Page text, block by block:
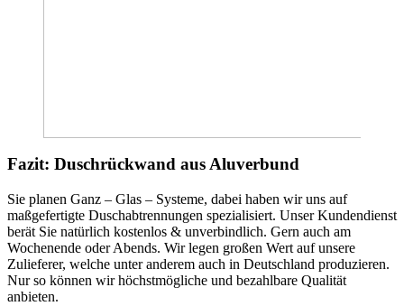
Fazit: Duschrückwand aus Aluverbund
Sie planen Ganz – Glas – Systeme, dabei haben wir uns auf
maßgefertigte Duschabtrennungen spezialisiert. Unser Kundendienst
berät Sie natürlich kostenlos & unverbindlich. Gern auch am
Wochenende oder Abends. Wir legen großen Wert auf unsere
Zulieferer, welche unter anderem auch in Deutschland produzieren.
Nur so können wir höchstmögliche und bezahlbare Qualität
anbieten.